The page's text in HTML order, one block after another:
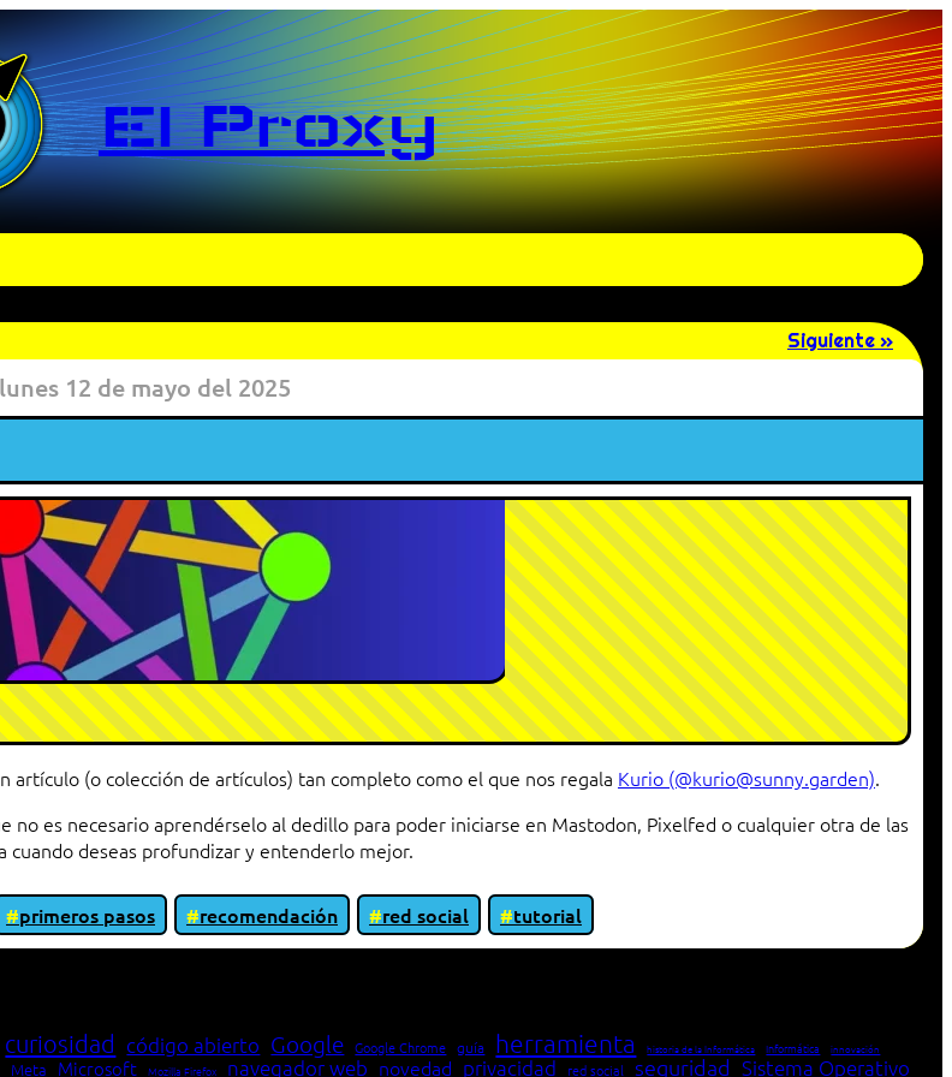
El Proxy
Siguiente »
lunes 12 de mayo del 2025
artículo (o colección de artículos) tan completo como el que nos regala Kurio (@kurio@sunny.garden).
es necesario aprendérselo al dedillo para poder iniciarse en Mastodon, Pixelfed o cualquier otra de las
cuando deseas profundizar y entenderlo mejor.
primeros pasos recomendación red social
tutorial
curiosidad código abierto Google Google Chrome guía herramienta historia de la Informática Informática innovación
Meta Microsoft Mozilla Firefox navegador web novedad privacidad red social seguridad Sistema Operativo